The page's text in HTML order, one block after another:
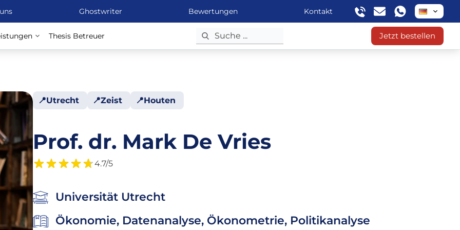
Ghostwriter Bewertungen Kontakt
Thesis Betreuer Jetzt bestellen
Utrecht Zeist Houten
Prof. dr. Mark De Vries
4.7/5
Universität Utrecht
Ökonomie, Datenanalyse, Ökonometrie, Politikanalyse